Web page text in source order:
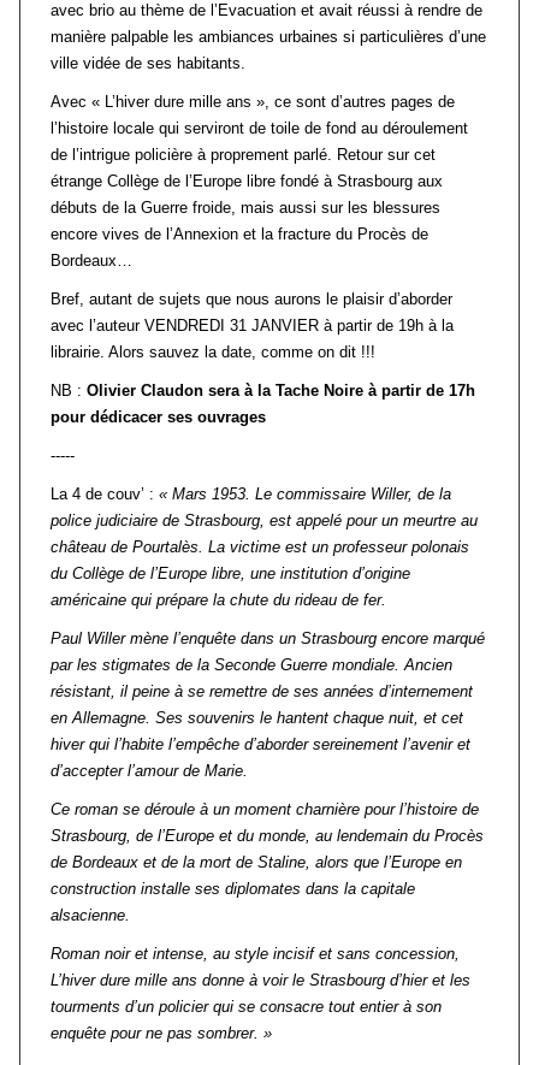
avec brio au thème de l’Evacuation et avait réussi à rendre de
manière palpable les ambiances urbaines si particulières d’une
ville vidée de ses habitants.
Avec « L’hiver dure mille ans », ce sont d’autres pages de
l’histoire locale qui serviront de toile de fond au déroulement
de l’intrigue policière à proprement parlé. Retour sur cet
étrange Collège de l’Europe libre fondé à Strasbourg aux
débuts de la Guerre froide, mais aussi sur les blessures
encore vives de l’Annexion et la fracture du Procès de
Bordeaux…
Bref, autant de sujets que nous aurons le plaisir d’aborder
avec l’auteur VENDREDI 31 JANVIER à partir de 19h à la
librairie. Alors sauvez la date, comme on dit !!!
NB : Olivier Claudon sera à la Tache Noire à partir de 17h
pour dédicacer ses ouvrages
-----
La 4 de couv’ : « Mars 1953. Le commissaire Willer, de la
police judiciaire de Strasbourg, est appelé pour un meurtre au
château de Pourtalès. La victime est un professeur polonais
du Collège de l’Europe libre, une institution d’origine
américaine qui prépare la chute du rideau de fer.
Paul Willer mène l’enquête dans un Strasbourg encore marqué
par les stigmates de la Seconde Guerre mondiale. Ancien
résistant, il peine à se remettre de ses années d’internement
en Allemagne. Ses souvenirs le hantent chaque nuit, et cet
hiver qui l’habite l’empêche d’aborder sereinement l’avenir et
d’accepter l’amour de Marie.
Ce roman se déroule à un moment charnière pour l’histoire de
Strasbourg, de l’Europe et du monde, au lendemain du Procès
de Bordeaux et de la mort de Staline, alors que l’Europe en
construction installe ses diplomates dans la capitale
alsacienne.
Roman noir et intense, au style incisif et sans concession,
L’hiver dure mille ans donne à voir le Strasbourg d’hier et les
tourments d’un policier qui se consacre tout entier à son
enquête pour ne pas sombrer. »